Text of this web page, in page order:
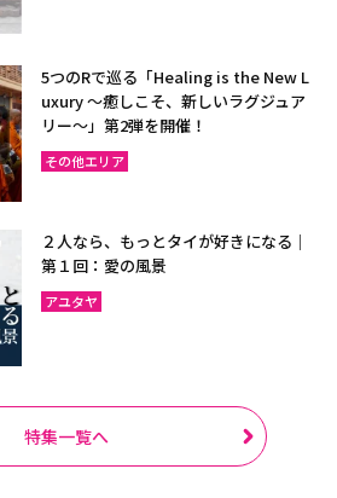
5つのRで巡る「Healing is the New L
uxury ～癒しこそ、新しいラグジュア
リー〜」第2弾を開催！
その他エリア
２人なら、もっとタイが好きになる｜
第１回：愛の風景
アユタヤ
特集一覧へ